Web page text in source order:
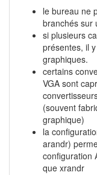
le bureau ne
branchés sur
si plusieurs
présentes, il
graphiques.
certains
VGA sont
(souvent
graphique)
la
arandr)
configuration
que xrandr